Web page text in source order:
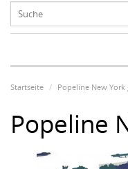
Startseite Popeline New York
Popeline